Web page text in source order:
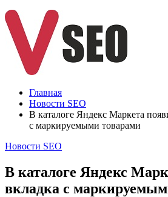
Главная
Новости SEO
В каталоге Яндекс Маркета
с маркируемыми товарами
Новости SEO
В каталоге Яндекс
вкладка с